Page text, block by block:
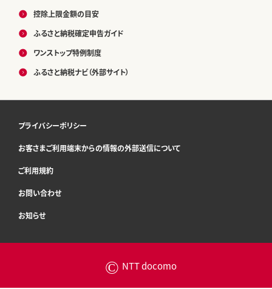
控除上限金額の目安
ふるさと納税確定申告ガイド
ワンストップ特例制度
ふるさと納税ナビ（外部サイト）
プライバシーポリシー
お客さまご利用端末からの情報の外部送信について
ご利用規約
お問い合わせ
お知らせ
© NTT docomo